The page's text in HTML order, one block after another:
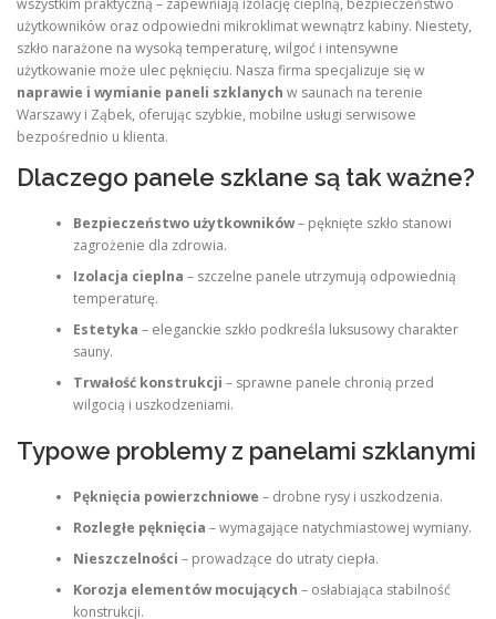
wszystkim praktyczną – zapewniają izolację cieplną, bezpieczeństwo
użytkowników oraz odpowiedni mikroklimat wewnątrz kabiny. Niestety,
szkło narażone na wysoką temperaturę, wilgoć i intensywne
użytkowanie może ulec pęknięciu. Nasza firma specjalizuje się w
naprawie i wymianie paneli szklanych w saunach na terenie
Warszawy i Ząbek, oferując szybkie, mobilne usługi serwisowe
bezpośrednio u klienta.
Dlaczego panele szklane są tak ważne?
Bezpieczeństwo użytkowników– pęknięte szkło stanowi
zagrożenie dla zdrowia.
Izolacja cieplna – szczelne panele utrzymują odpowiednią
temperaturę.
Estetyka – eleganckie szkło podkreśla luksusowy charakter
sauny.
Trwałość konstrukcji – sprawne panele chronią przed
wilgocią i uszkodzeniami.
Typowe problemy z panelami szklanymi
Pęknięcia powierzchniowe – drobne rysy i uszkodzenia.
Rozległe pęknięcia – wymagające natychmiastowej wymiany.
Nieszczelności – prowadzące do utraty ciepła.
Korozja elementów mocujących – osłabiająca stabilność
konstrukcji.